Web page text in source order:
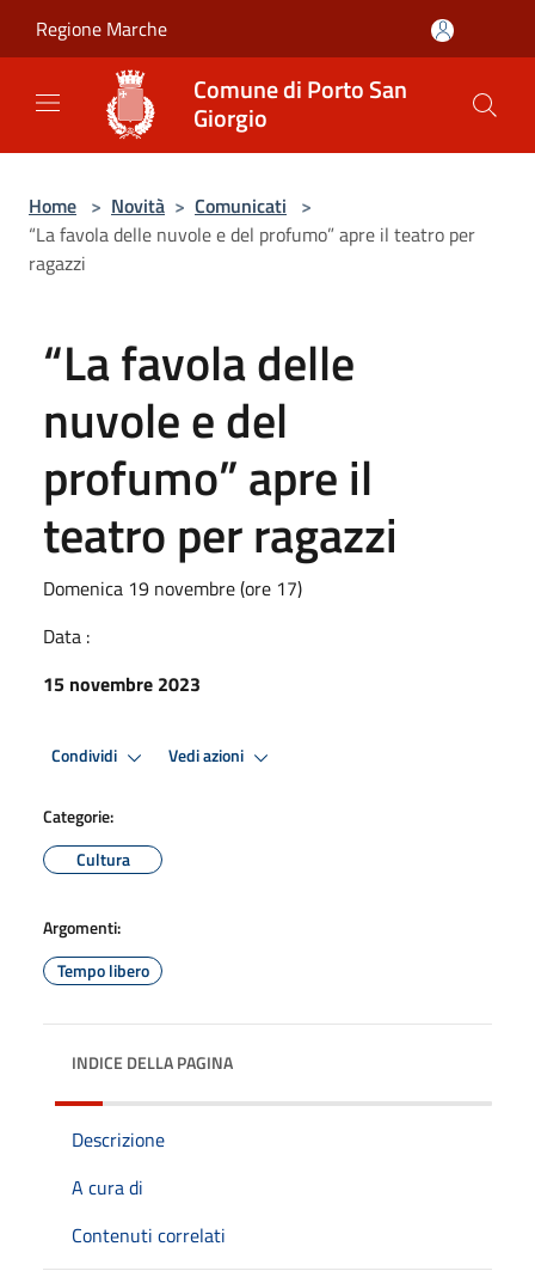
Regione Marche
Comune di Porto San
Giorgio
Home > Novità > Comunicati >
“La favola delle nuvole e del profumo” apre il teatro per
ragazzi
“La favola delle
nuvole e del
profumo” apre il
teatro per ragazzi
Domenica 19 novembre (ore 17)
Data :
15 novembre 2023
Condividi Vedi azioni
Categorie:
Cultura
Argomenti:
Tempo libero
INDICE DELLA PAGINA
Descrizione
A cura di
Contenuti correlati